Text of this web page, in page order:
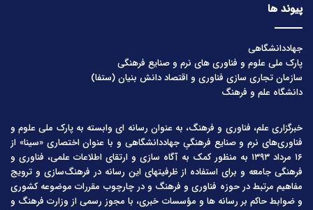
پیوند ها
جهاددانشگاهی
پارک ملی علوم و فناوری های نرم و صنایع فرهنگی
سازمان تجاری سازی فناوری و اقتصاد دانش بنیان (ستفا)
دانشگاه علم و فرهنگ
خبرگزاری علم، فناوری و فرهنگ، به عنوان رسانه ای وابسته به پارک ملی علوم و
فناوری‌های نرم و صنایع فرهنگیِ جهاددانشگاهی و با عنوان اختصاری «سینا» از
۱۶ مرداد ۱۳۹۳ به منظور کمک به آگاه سازی و ارتقای اطلاعات علمی، فناوری و
فرهنگی جامعه و برای استفاده از ظرفیتهای این رسانه در فرهنگ‌سازی و ترویج
مفاهیم مرتبط در حوزه فناوری و فرهنگ و در چارچوب مقررات موضوعه کشوری
و ضوابط حاکم بر رسانه ها و مؤسسات خبری، با مجوز رسمی از وزارت فرهنگ و